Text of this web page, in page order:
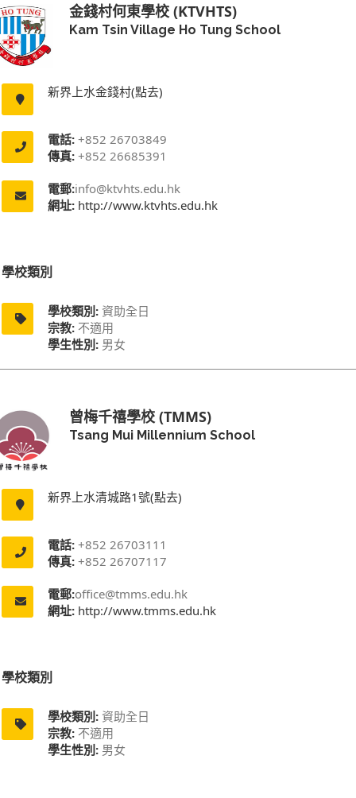
金錢村何東學校 (KTVHTS)
Kam Tsin Village Ho Tung School
新界上水金錢村(點去)
電話: +852 26703849
傳真: +852 26685391
電郵:info@ktvhts.edu.hk
網址: http://www.ktvhts.edu.hk
學校類別
學校類別: 資助全日
宗教: 不適用
學生性別: 男女
曾梅千禧學校 (TMMS)
Tsang Mui Millennium School
新界上水清城路1號(點去)
電話: +852 26703111
傳真: +852 26707117
電郵:office@tmms.edu.hk
網址: http://www.tmms.edu.hk
學校類別
學校類別: 資助全日
宗教: 不適用
學生性別: 男女